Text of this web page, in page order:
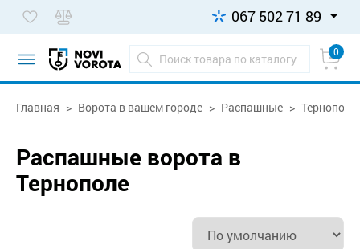
067 502 71 89
0
Главная Ворота в вашем городе Распашные Тернополь
Распашные ворота в
Тернополе